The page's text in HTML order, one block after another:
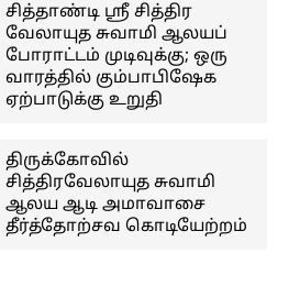
சித்தாண்டி ஸ்ரீ சித்திர
வேலாயுத சுவாமி ஆலயப்
போராட்டம் முடிவுக்கு; ஒரு
வாரத்தில் கும்பாபிஷேக
ஏற்பாடுக்கு உறுதி
திருக்கோவில்
சித்திரவேலாயுத சுவாமி
ஆலய ஆடி அமாவாசை
தீர்த்தோற்சவ கொடியேற்றம்